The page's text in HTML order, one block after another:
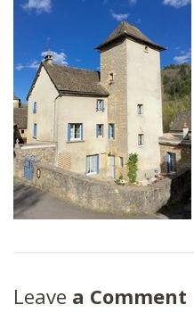
Leave a Comment